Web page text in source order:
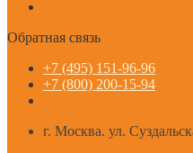
Обратная связь
+7 (495) 151-96-96
+7 (800) 200-15-94
г. Москва. ул.